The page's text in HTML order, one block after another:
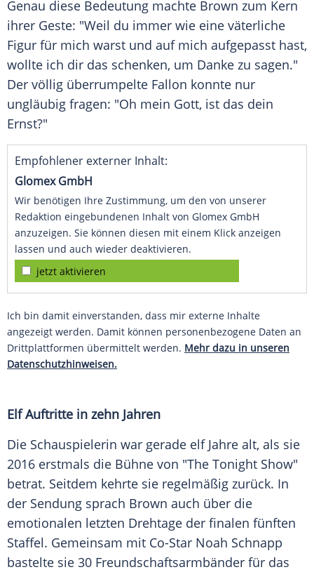
Genau diese Bedeutung machte Brown zum Kern
ihrer Geste: "Weil du immer wie eine väterliche
Figur für mich warst und auf mich aufgepasst hast,
wollte ich dir das schenken, um Danke zu sagen."
Der völlig überrumpelte Fallon konnte nur
ungläubig fragen: "Oh mein Gott, ist das dein
Ernst?"
Empfohlener externer Inhalt:
Glomex GmbH
Wir benötigen Ihre Zustimmung, um den von unserer
Redaktion eingebundenen Inhalt von Glomex GmbH
anzuzeigen. Sie können diesen mit einem Klick anzeigen
lassen und auch wieder deaktivieren.
jetzt aktivieren
Ich bin damit einverstanden, dass mir externe Inhalte
angezeigt werden. Damit können personenbezogene Daten an
Drittplattformen übermittelt werden. Mehr dazu in unseren
Datenschutzhinweisen.
Elf Auftritte in zehn Jahren
Die Schauspielerin war gerade elf Jahre alt, als sie
2016 erstmals die Bühne von "The Tonight Show"
betrat. Seitdem kehrte sie regelmäßig zurück. In
der Sendung sprach Brown auch über die
emotionalen letzten Drehtage der finalen fünften
Staffel. Gemeinsam mit Co-Star Noah Schnapp
bastelte sie 30 Freundschaftsarmbänder für das